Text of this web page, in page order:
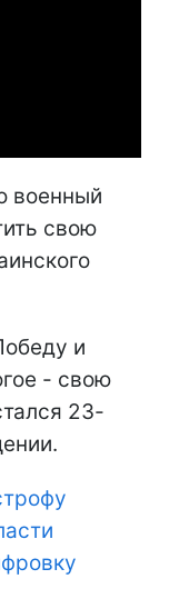
военный
свою
и
- свою
23-